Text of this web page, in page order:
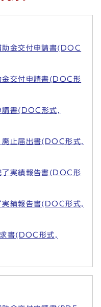
助金交付申請書(DOC
金交付申請書(DOC形
請書(DOC形式,
廃止届出書(DOC形式,
了実績報告書(DOC形
実績報告書(DOC形式,
書(DOC形式,